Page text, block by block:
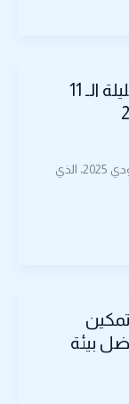
بيع صقرين بـ (163) ألف ريال في الليلة الـ 11
أقيمت الليلة الـ 11 من مزاد نادي الصقور السعودي 2025، الذي
بيئة